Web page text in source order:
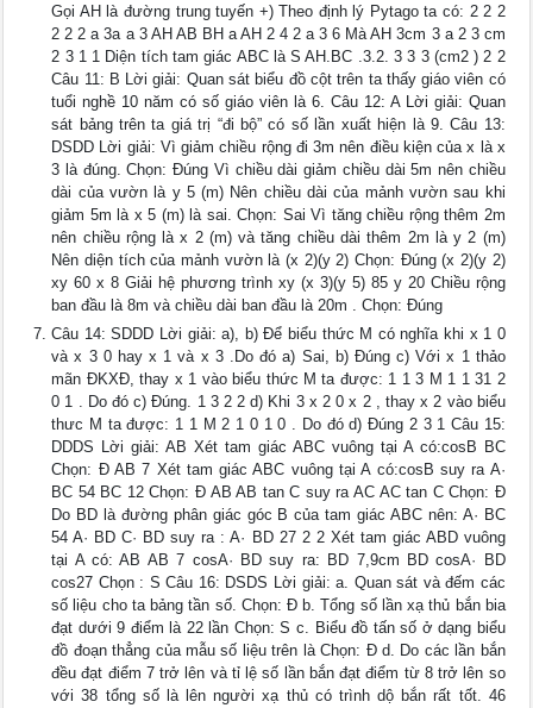
Gọi AH là đường trung tuyến +) Theo định lý Pytago ta có: 2 2 2
2 2 2 a 3a a 3 AH AB BH a AH 2 4 2 a 3 6 Mà AH 3cm 3 a 2 3 cm
2 3 1 1 Diện tích tam giác ABC là S AH.BC .3.2. 3 3 3 (cm2 ) 2 2
Câu 11: B Lời giải: Quan sát biểu đồ cột trên ta thấy giáo viên có
tuổi nghề 10 năm có số giáo viên là 6. Câu 12: A Lời giải: Quan
sát bảng trên ta giá trị “đi bộ” có số lần xuất hiện là 9. Câu 13:
DSDD Lời giải: Vì giảm chiều rộng đi 3m nên điều kiện của x là x
3 là đúng. Chọn: Đúng Vì chiều dài giảm chiều dài 5m nên chiều
dài của vườn là y 5 (m) Nên chiều dài của mảnh vườn sau khi
giảm 5m là x 5 (m) là sai. Chọn: Sai Vì tăng chiều rộng thêm 2m
nên chiều rộng là x 2 (m) và tăng chiều dài thêm 2m là y 2 (m)
Nên diện tích của mảnh vườn là (x 2)(y 2) Chọn: Đúng (x 2)(y 2)
xy 60 x 8 Giải hệ phương trình xy (x 3)(y 5) 85 y 20 Chiều rộng
ban đầu là 8m và chiều dài ban đầu là 20m . Chọn: Đúng
Câu 14: SDDD Lời giải: a), b) Để biểu thức M có nghĩa khi x 1 0
và x 3 0 hay x 1 và x 3 .Do đó a) Sai, b) Đúng c) Với x 1 thảo
mãn ĐKXĐ, thay x 1 vào biểu thức M ta được: 1 1 3 M 1 1 31 2
0 1 . Do đó c) Đúng. 1 3 2 2 d) Khi 3 x 2 0 x 2 , thay x 2 vào biểu
thưc M ta được: 1 1 M 2 1 0 1 0 . Do đó d) Đúng 2 3 1 Câu 15:
DDDS Lời giải: AB Xét tam giác ABC vuông tại A có:cosB BC
Chọn: Đ AB 7 Xét tam giác ABC vuông tại A có:cosB suy ra A·
BC 54 BC 12 Chọn: Đ AB AB tan C suy ra AC AC tan C Chọn: Đ
Do BD là đường phân giác góc B của tam giác ABC nên: A· BC
54 A· BD C· BD suy ra : A· BD 27 2 2 Xét tam giác ABD vuông
tại A có: AB AB 7 cosA· BD suy ra: BD 7,9cm BD cosA· BD
cos27 Chọn : S Câu 16: DSDS Lời giải: a. Quan sát và đếm các
số liệu cho ta bảng tần số. Chọn: Đ b. Tổng số lần xạ thủ bắn bia
đạt dưới 9 điểm là 22 lần Chọn: S c. Biểu đồ tấn số ở dạng biểu
đồ đoạn thẳng của mẫu số liệu trên là Chọn: Đ d. Do các lần bắn
đều đạt điểm 7 trở lên và tỉ lệ số lần bắn đạt điểm từ 8 trở lên so
với 38 tổng số là lên người xạ thủ có trình dộ bắn rất tốt. 46